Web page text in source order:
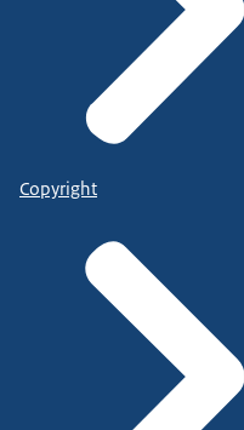
Copyright